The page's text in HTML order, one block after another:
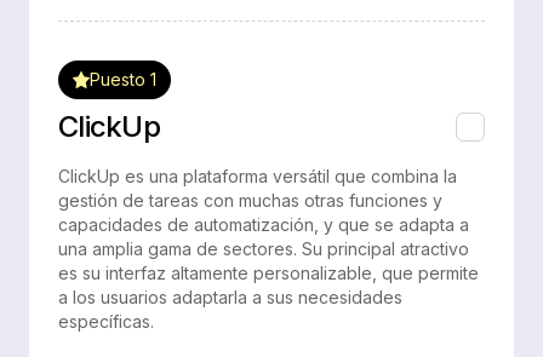
ClickUp
Puesto 1
ClickUp es una plataforma versátil que combina la
gestión de tareas con muchas otras funciones y
capacidades de automatización, y que se adapta a
una amplia gama de sectores. Su principal atractivo
es su interfaz altamente personalizable, que permite
a los usuarios adaptarla a sus necesidades
específicas.